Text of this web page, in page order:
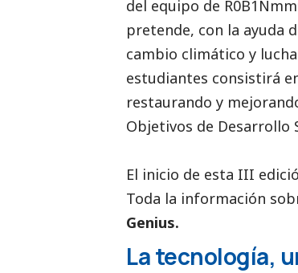
del equipo de
pretende, con la ayuda
cambio climático y
estudiantes consistirá
restaurando y
Objetivos de Desarrollo
El inicio de esta III
Toda la información
Genius.
La tecnología,